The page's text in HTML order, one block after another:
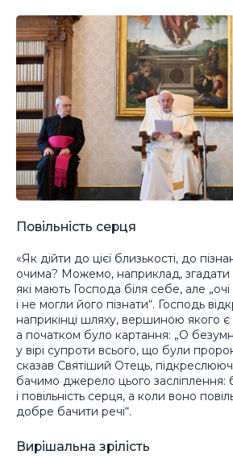
Повільність серця
«Як дійти до цієї близькості, до
очима? Можемо, наприклад, згадати
які мають Господа біля себе, але „очі
і не могли його пізнати“. Господь
наприкінці шляху, вершиною якого є
а початком було картання: „О
у вірі супроти всього, що були
сказав Святіший Отець,
бачимо джерело цього засліплення:
і повільність серця, а коли воно
добре бачити речі“.
Вирішальна зрілість